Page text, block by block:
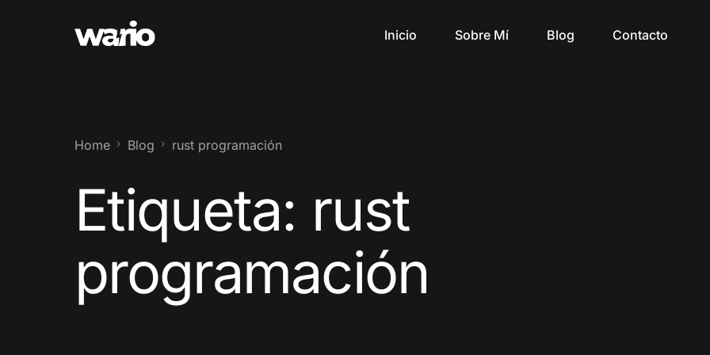
Inicio Sobre Mí Blog Contacto
Home Blog rust programación
Etiqueta: rust
programación